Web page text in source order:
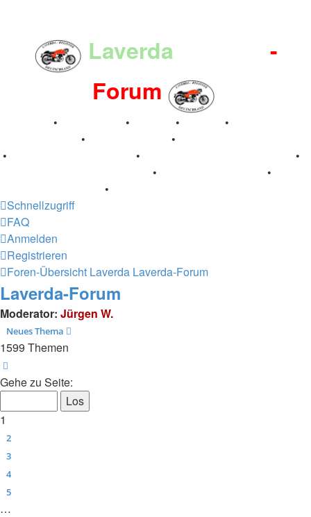
Laverda
-
Forum
• • •
•
• •
•
•
•
•
•
•
Schnellzugriff
FAQ
Anmelden
Registrieren
Foren-Übersicht Laverda Laverda-Forum
Laverda-Forum
Moderator: Jürgen W.
Neues Thema
1599 Themen
Gehe zu Seite:
1
2
3
4
5
…